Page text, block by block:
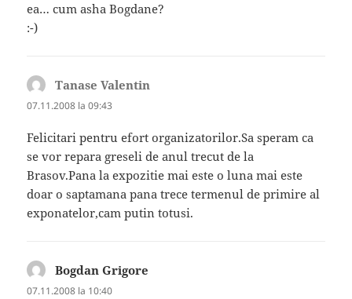
ea… cum asha Bogdane?
:-)
Tanase Valentin
07.11.2008 la 09:43
Felicitari pentru efort organizatorilor.Sa speram ca
se vor repara greseli de anul trecut de la
Brasov.Pana la expozitie mai este o luna mai este
doar o saptamana pana trece termenul de primire al
exponatelor,cam putin totusi.
Bogdan Grigore
07.11.2008 la 10:40